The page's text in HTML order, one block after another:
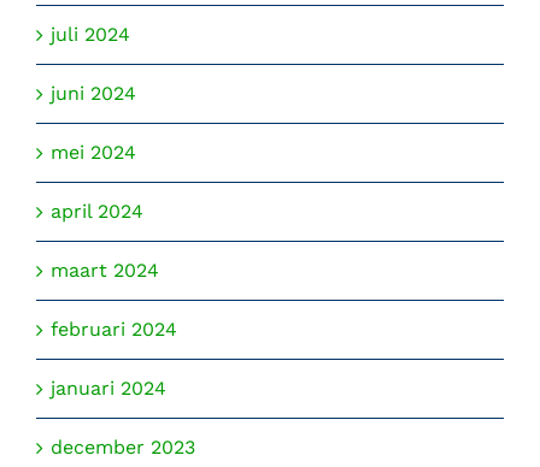
juli 2024
juni 2024
mei 2024
april 2024
maart 2024
februari 2024
januari 2024
december 2023